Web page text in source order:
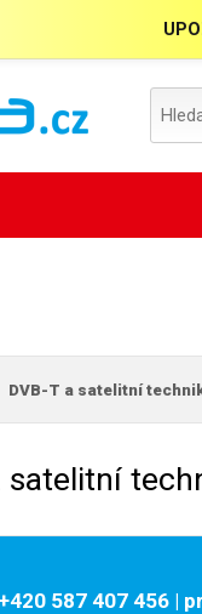
DVB-T a satelitní
satelitní
587 407 456 |